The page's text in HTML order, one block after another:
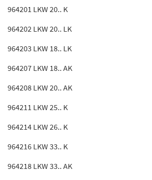
964201 LKW 20.. K
964202 LKW 20.. LK
964203 LKW 18.. LK
964207 LKW 18.. AK
964208 LKW 20.. AK
964211 LKW 25.. K
964214 LKW 26.. K
964216 LKW 33.. K
964218 LKW 33.. AK